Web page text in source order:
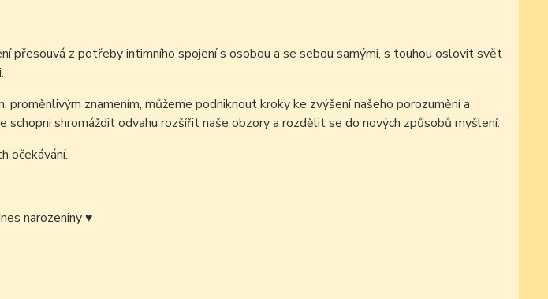
přesouvá z potřeby intimního spojení s osobou a se sebou samými, s touhou oslovit svět
proměnlivým znamením, můžeme podniknout kroky ke zvýšení našeho porozumění a
schopni shromáždit odvahu rozšířit naše obzory a rozdělit se do nových způsobů myšlení.
očekávání.
narozeniny♥